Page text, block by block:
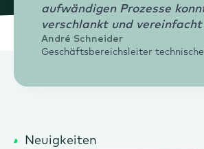
aufwändigen Prozesse
verschlankt und vereinfacht
André Schneider
Geschäftsbereichsleiter
Neuigkeiten